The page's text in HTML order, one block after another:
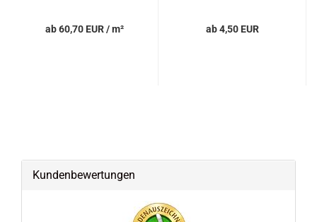
ab 60,70 EUR / m² ab 4,50 EUR
Kundenbewertungen